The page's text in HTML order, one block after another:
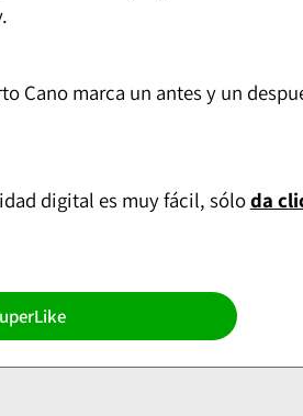
Cano marca un antes y un
digital es muy fácil, sóloda